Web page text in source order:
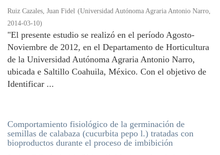
Ruiz Cazales, Juan Fidel (Universidad Autónoma Agraria Antonio Narro,
2014-03-10)
"El presente estudio se realizó en el período Agosto-
Noviembre de 2012, en el Departamento de Horticultura
de la Universidad Autónoma Agraria Antonio Narro,
ubicada e Saltillo Coahuila, México. Con el objetivo de
Identificar ...
Comportamiento fisiológico de la germinación de
semillas de calabaza (cucurbita pepo l.) tratadas con
bioproductos durante el proceso de imbibición